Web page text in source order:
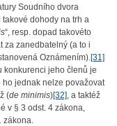
Soudního dvora
dohody na trh a
“, resp. dopad takovéto
za zanedbatelný (a to i
Oznámením).[31]
konkurenci jeho členů je
jednak nelze považovat
(de minimis)[32], a taktéž
v § 3 odst. 4 zákona,
zákona.